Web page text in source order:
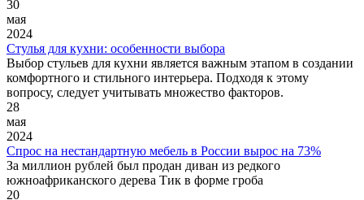
30
мая
2024
Стулья для кухни: особенности выбора
Выбор стульев для кухни является важным этапом в создании
комфортного и стильного интерьера. Подходя к этому
вопросу, следует учитывать множество факторов.
28
мая
2024
Спрос на нестандартную мебель в России вырос на 73%
За миллион рублей был продан диван из редкого
южноафриканского дерева Тик в форме гроба
20